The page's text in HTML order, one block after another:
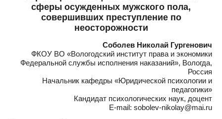
сферы осужденных мужского пола,
совершивших преступление по
неосторожности
Соболев Николай Гургенович
ФКОУ ВО «Вологодский институт права и экономики
Федеральной службы исполнения наказаний», Вологда,
Россия
Начальник кафедры «Юридической психологии и
педагогики»
Кандидат психологических наук, доцент
E-mail: sobolev-nikolay@mai.ru